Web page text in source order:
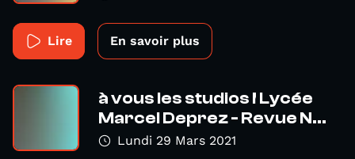
Lire En savoir plus
à vous les studios ! Lycée
Marcel Deprez - Revue N...
Lundi 29 Mars 2021